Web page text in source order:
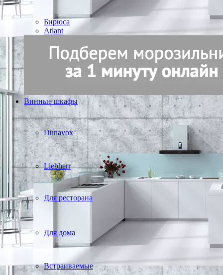
Бирюса
Atlant
Винные шкафы
Dunavox
Liebherr
Для ресторана
Для дома
Встраиваемые